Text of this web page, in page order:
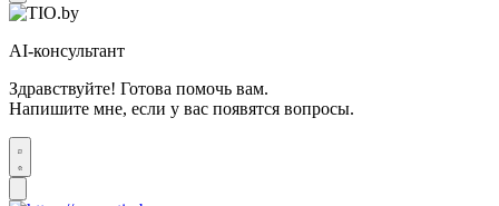
AI-консультант
Здравствуйте! Готова помочь вам.
Напишите мне, если у вас появятся вопросы.